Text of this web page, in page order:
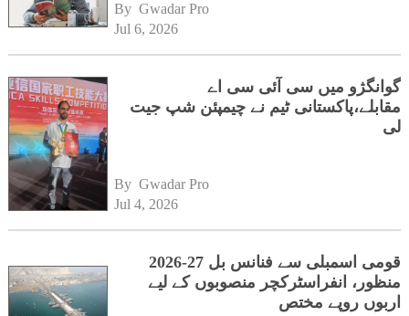
By Gwadar Pro
Jul 6, 2026
گوانگژو میں سی آئی سی اے
مقابلے،پاکستانی ٹیم نے چیمپئن شپ جیت
لی
By Gwadar Pro
Jul 4, 2026
قومی اسمبلی سے فنانس بل 27-2026
منظور، انفراسٹرکچر منصوبوں کے لیے
اربوں روپے مختص